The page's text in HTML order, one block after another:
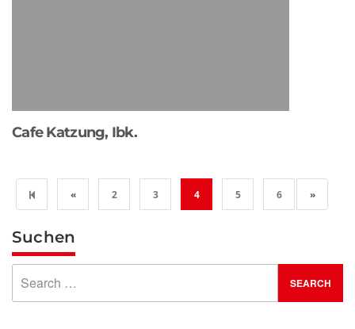
Cafe Katzung, Ibk.
«Previous page
2 3 4 5 6 »Next
Suchen